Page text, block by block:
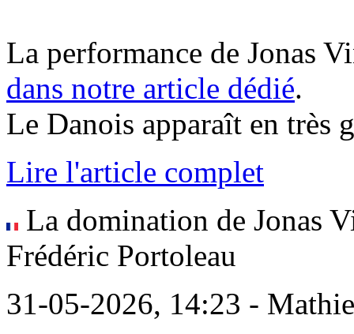
La performance de Jonas
dans notre article dédié.
Le Danois apparaît en très
Lire l'article complet
La domination de Jonas
Frédéric Portoleau
31-05-2026, 14:23 -